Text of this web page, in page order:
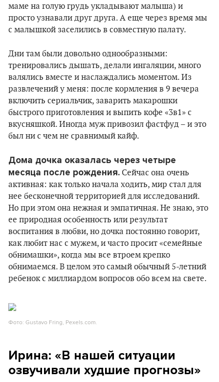
маме на голую грудь укладывают малыша) и
просто узнавали друг друга. А еще через время мы
с малышкой заселились в совместную палату.
Дни там были довольно однообразными:
тренировались дышать, делали ингаляции, много
валялись вместе и наслаждались моментом. Из
развлечений у меня: после кормления в 9 вечера
включить сериальчик, заварить макарошки
быстрого приготовления и выпить кофе «3в1» с
вкусняшкой. Иногда муж привозил фастфуд – и это
был ни с чем не сравнимый кайф.
Дома дочка оказалась через четыре
месяца после рождения. Сейчас она очень
активная: как только начала ходить, мир стал для
нее бесконечной территорией для исследований.
Но при этом она нежная и эмпатичная. Не знаю, это
ее природная особенность или результат
воспитания в любви, но дочка постоянно говорит,
как любит нас с мужем, и часто просит «семейные
обнимашки», когда мы все втроем крепко
обнимаемся. В целом это самый обычный 5-летний
ребенок с миллиардом вопросов обо всем на свете.
Фото: Gustavo Fring, Pexels.com.
Ирина: «В нашей ситуации
озвучивали худшие прогнозы»